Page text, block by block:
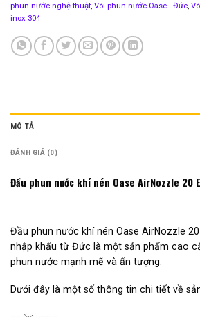
phun nước nghệ thuật, Vòi phun nước Oase - Đức,
inox 304
MÔ TẢ
ĐÁNH GIÁ (0)
Đầu phun nước khí nén Oase AirNozzle 20
Đầu phun nước khí nén Oase AirNozzle
nhập khẩu từ Đức là một sản phẩm cao
phun nước mạnh mẽ và ấn tượng.
Dưới đây là một số thông tin chi tiết về